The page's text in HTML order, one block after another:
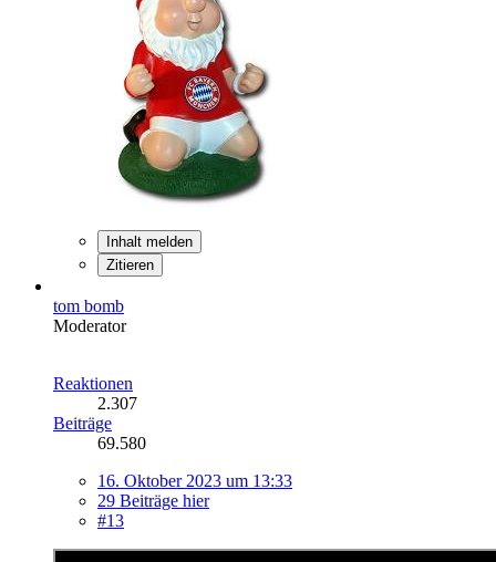
Inhalt melden
Zitieren
tom bomb
Moderator
Reaktionen
2.307
Beiträge
69.580
16. Oktober 2023 um 13:33
29 Beiträge hier
#13